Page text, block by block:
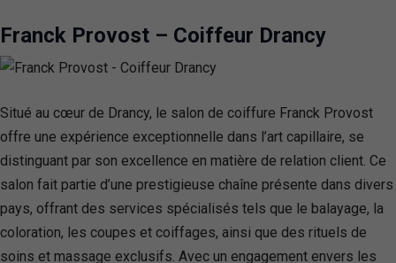
Franck Provost – Coiffeur Drancy
Situé au cœur de Drancy, le salon de coiffure Franck Provost
offre une expérience exceptionnelle dans l’art capillaire, se
distinguant par son excellence en matière de relation client. Ce
salon fait partie d’une prestigieuse chaîne présente dans divers
pays, offrant des services spécialisés tels que le balayage, la
coloration, les coupes et coiffages, ainsi que des rituels de
soins et massage exclusifs. Avec un engagement envers les